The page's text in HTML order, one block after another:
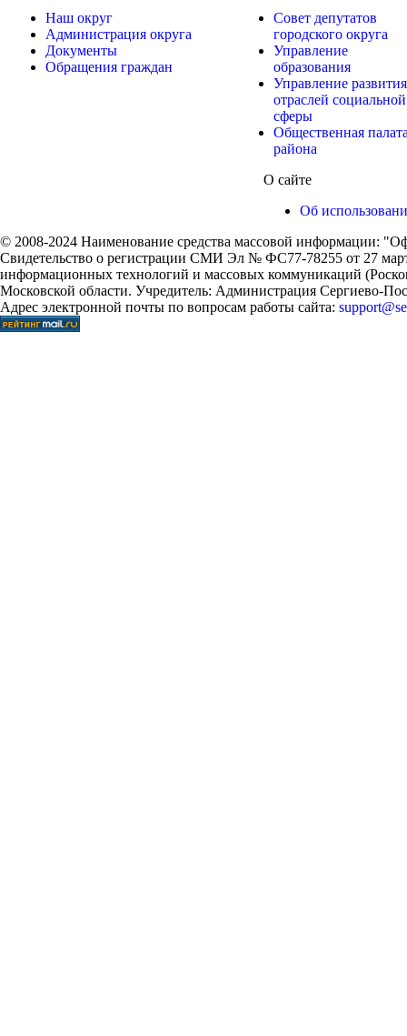
Наш округ
Администрация округа
Документы
Обращения граждан
Совет депутатов
городского округа
Управление
образования
Управление развития
отраслей социальной
сферы
Общественная
района
О сайте
Об
© 2008-2024 Наименование средства массовой информации:
Свидетельство о регистрации СМИ Эл № ФС77-78255 от 27
информационных технологий и массовых коммуникаций
Московской области. Учредитель: Администрация Сергиево-
Адрес электронной почты по вопросам работы сайта: